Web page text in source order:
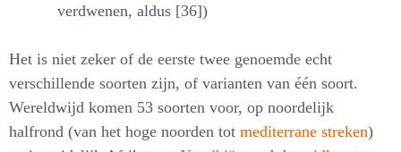
verdwenen, aldus [36])
Het is niet zeker of de eerste twee genoemde echt
verschillende soorten zijn, of varianten van één soort.
Wereldwijd komen 53 soorten voor, op noordelijk
halfrond (van het hoge noorden tot mediterrane streken)